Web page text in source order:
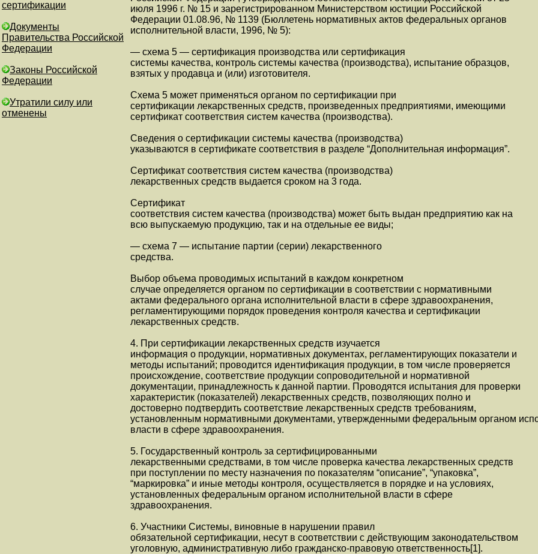
сертификации
Документы
Правительства Российской
Федерации
Законы Российской
Федерации
Утратили силу или
отменены
июля 1996 г. № 15 и зарегистрированном Министерством юстиции Российской
Федерации 01.08.96, № 1139 (Бюллетень нормативных актов федеральных органов
исполнительной власти, 1996, № 5):
— схема 5 — сертификация производства или сертификация
системы качества, контроль системы качества (производства), испытание образцов,
взятых у продавца и (или) изготовителя.
Схема 5 может применяться органом по сертификации при
сертификации лекарственных средств, произведенных предприятиями, имеющими
сертификат соответствия систем качества (производства).
Сведения о сертификации системы качества (производства)
указываются в сертификате соответствия в разделе “Дополнительная информация”.
Сертификат соответствия систем качества (производства)
лекарственных средств выдается сроком на 3 года.
Сертификат
соответствия систем качества (производства) может быть выдан предприятию как на
всю выпускаемую продукцию, так и на отдельные ее виды;
— схема 7 — испытание партии (серии) лекарственного
средства.
Выбор объема проводимых испытаний в каждом конкретном
случае определяется органом по сертификации в соответствии с нормативными
актами федерального органа исполнительной власти в сфере здравоохранения,
регламентирующими порядок проведения контроля качества и сертификации
лекарственных средств.
4. При сертификации лекарственных средств изучается
информация о продукции, нормативных документах, регламентирующих показатели и
методы испытаний; проводится идентификация продукции, в том числе проверяется
происхождение, соответствие продукции сопроводительной и нормативной
документации, принадлежность к данной партии. Проводятся испытания для проверки
характеристик (показателей) лекарственных средств, позволяющих полно и
достоверно подтвердить соответствие лекарственных средств требованиям,
установленным нормативными документами, утвержденными федеральным органом
власти в сфере здравоохранения.
5. Государственный контроль за сертифицированными
лекарственными средствами, в том числе проверка качества лекарственных средств
при поступлении по месту назначения по показателям “описание”, “упаковка”,
“маркировка” и иные методы контроля, осуществляется в порядке и на условиях,
установленных федеральным органом исполнительной власти в сфере
здравоохранения.
6. Участники Системы, виновные в нарушении правил
обязательной сертификации, несут в соответствии с действующим законодательством
уголовную, административную либо гражданско-правовую ответственность[1].